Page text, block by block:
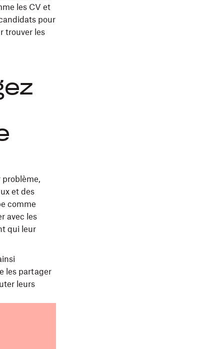
les CV et
pour
trouver les
et des
comme
avec les
qui leur
les partager
leurs